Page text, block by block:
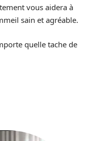
vous aidera à
sain et agréable.
quelle tache de